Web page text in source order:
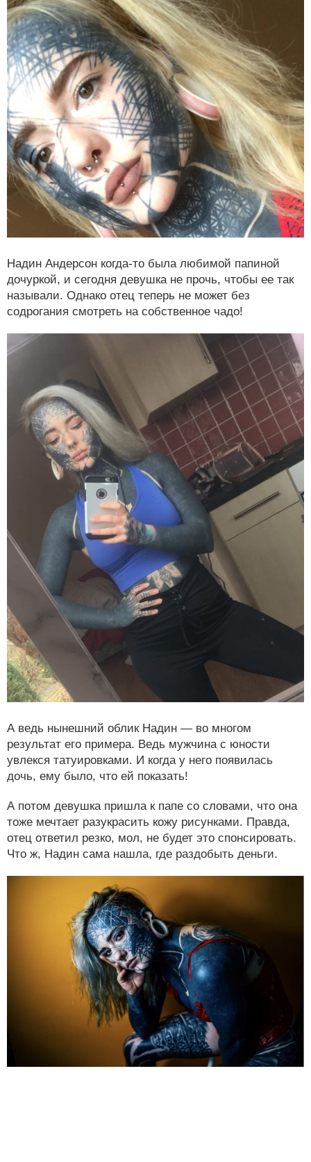
Надин Андерсон когда-то была любимой папиной
дочуркой, и сегодня девушка не прочь, чтобы ее так
называли. Однако отец теперь не может без
содрогания смотреть на собственное чадо!
А ведь нынешний облик Надин — во многом
результат его примера. Ведь мужчина с юности
увлекся татуировками. И когда у него появилась
дочь, ему было, что ей показать!
А потом девушка пришла к папе со словами, что она
тоже мечтает разукрасить кожу рисунками. Правда,
отец ответил резко, мол, не будет это спонсировать.
Что ж, Надин сама нашла, где раздобыть деньги.